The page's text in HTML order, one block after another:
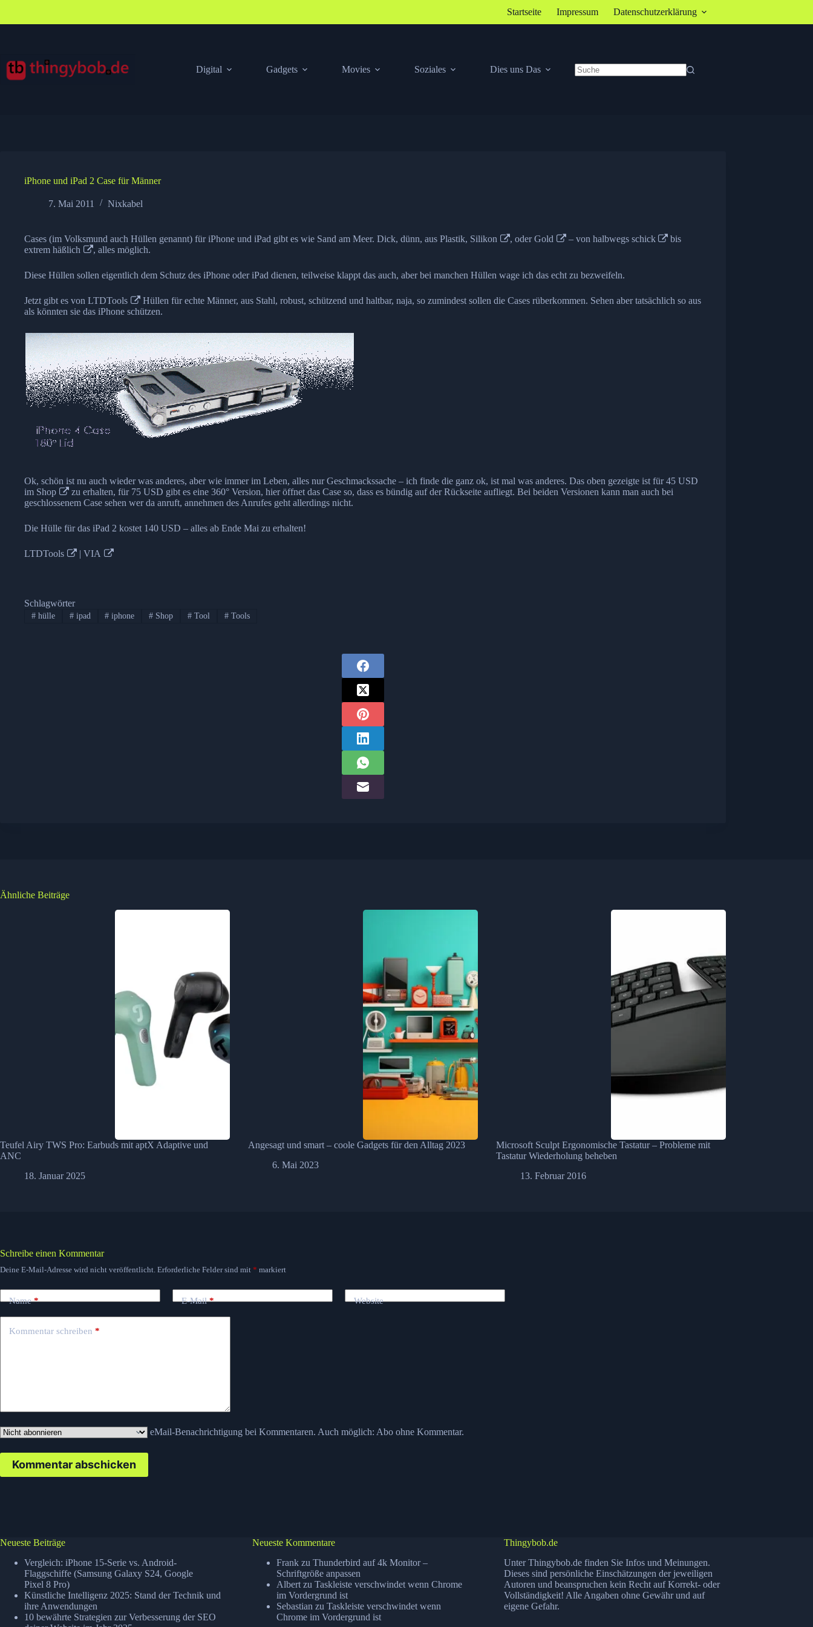
springen
Startseite Impressum Datenschutzerklärung
Digital Gadgets Movies Soziales
Dies uns Das
iPhone und iPad 2 Case für Männer
7. Mai 2011 Nixkabel
Cases (im Volksmund auch Hüllen genannt) für iPhone und iPad gibt es wie Sand am Meer. Dick, dünn, aus Plastik, Silikon , oderGold – von halbwegs schick
bis
extrem häßlich , alles möglich.
Diese Hüllen sollen eigentlich dem Schutz des iPhone oder iPad dienen, teilweise klappt das auch, aber bei manchen Hüllen wage ich das echt zu bezweifeln.
Jetzt gibt es von LTDTools
Hüllen für echte Männer, aus Stahl, robust, schützend und haltbar, naja, so zumindest sollen die Cases rüberkommen. Sehen aber tatsächlich so aus
als könnten sie das iPhone schützen.
Ok, schön ist nu auch wieder was anderes, aber wie immer im Leben, alles nur Geschmackssache – ich finde die ganz ok, ist mal was anderes. Das oben gezeigte ist für 45 USD
im Shop
zu erhalten, für 75 USD gibt es eine 360° Version, hier öffnet das Case so, dass es bündig auf der Rückseite aufliegt. Bei beiden Versionen kann man auch bei
geschlossenem Case sehen wer da anruft, annehmen des Anrufes geht allerdings nicht.
Die Hülle für das iPad 2 kostet 140 USD – alles ab Ende Mai zu erhalten!
LTDTools | VIA
Schlagwörter
#hülle #ipad # iphone # Shop # Tool #Tools
Ähnliche Beiträge
Teufel Airy TWS Pro: Earbuds mit aptX Adaptive und
ANC
18. Januar 2025
Angesagt und smart – coole Gadgets für den Alltag 2023
6. Mai 2023
Microsoft Sculpt Ergonomische Tastatur – Probleme mit
Tastatur Wiederholung beheben
13. Februar 2016
Schreibe einen Kommentar
Deine E-Mail-Adresse wird nicht veröffentlicht. Erforderliche Felder sind mit * markiert
Name* E-Mail* Website
Kommentar schreiben *
eMail-Benachrichtigung bei Kommentaren. Auch möglich: Abo ohne Kommentar.
Kommentar abschicken
Neueste Beiträge
Vergleich: iPhone 15-Serie vs. Android-
Flaggschiffe (Samsung Galaxy S24, Google
Pixel 8 Pro)
Künstliche Intelligenz 2025: Stand der Technik und
ihre Anwendungen
10 bewährte Strategien zur Verbesserung der SEO
Neueste Kommentare
Frankzu Thunderbird auf 4k Monitor –
Schriftgröße anpassen
Albertzu Taskleiste verschwindet wenn Chrome
im Vordergrund ist
Sebastian zu Taskleiste verschwindet wenn
Chrome im Vordergrund ist
Thingybob.de
Unter Thingybob.de finden Sie Infos und Meinungen.
Dieses sind persönliche Einschätzungen der jeweiligen
Autoren und beanspruchen kein Recht auf Korrekt- oder
Vollständigkeit! Alle Angaben ohne Gewähr und auf
eigene Gefahr.